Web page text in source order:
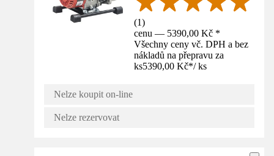
(1)
cenu — 5390,00 Kč *
Všechny ceny vč. DPH a bez
nákladů na přepravu za
ks5390,00 Kč*/ ks
Nelze koupit on-line
Nelze rezervovat